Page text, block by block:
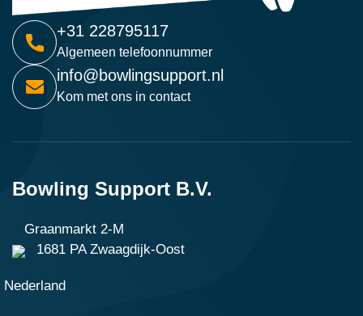
+31 228795117
Algemeen telefoonnummer
info@bowlingsupport.nl
Kom met ons in contact
Bowling Support B.V.
Graanmarkt 2-M
1681 PA Zwaagdijk-Oost
Nederland